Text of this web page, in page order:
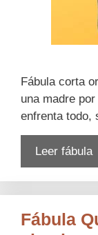
Fábula corta
una madre
enfrenta todo,
Leer fábula
Fábula